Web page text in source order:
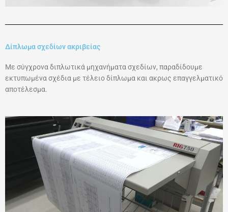
Δίπλωμα σχεδίων ακριβείας
Με σύγχρονα διπλωτικά μηχανήματα σχεδίων, παραδίδουμε
εκτυπωμένα σχέδια με τέλειο δίπλωμα και ακρως επαγγελματικό
αποτέλεσμα.